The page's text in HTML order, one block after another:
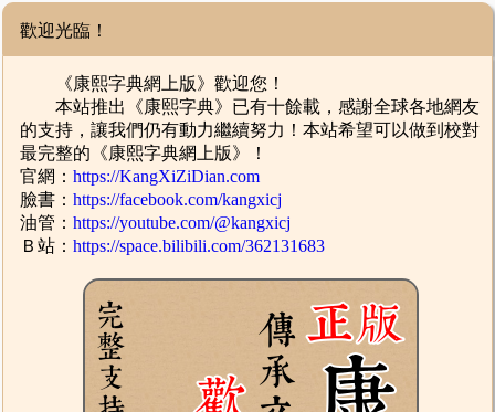
歡迎光臨！
《康熙字典網上版》歡迎您！
本站推出《康熙字典》已有十餘載，感謝全球各地網友
的支持，讓我們仍有動力繼續努力！本站希望可以做到校對
最完整的《康熙字典網上版》！
官網：https://KangXiZiDian.com
臉書：https://facebook.com/kangxicj
油管：https://youtube.com/@kangxicj
Ｂ站：https://space.bilibili.com/362131683